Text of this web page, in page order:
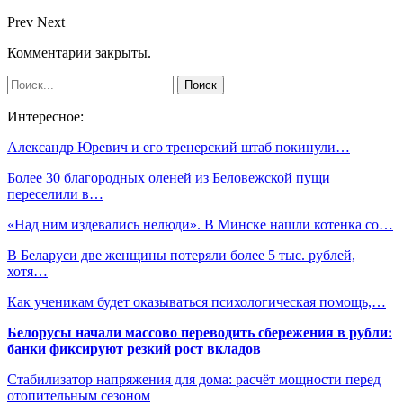
Prev Next
Комментарии закрыты.
Интересное:
Александр Юревич и его тренерский штаб покинули…
Более 30 благородных оленей из Беловежской пущи
переселили в…
«Над ним издевались нелюди». В Минске нашли котенка со…
В Беларуси две женщины потеряли более 5 тыс. рублей,
хотя…
Как ученикам будет оказываться психологическая помощь,…
Белорусы начали массово переводить сбережения в рубли:
банки фиксируют резкий рост вкладов
Стабилизатор напряжения для дома: расчёт мощности перед
отопительным сезоном